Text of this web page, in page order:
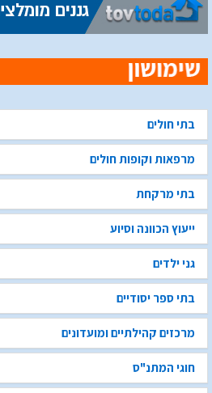
בתי חולים
מרפאות וקופות חולים
בתי מרקחת
ייעוץ הכוונה וסיוע
גני ילדים
בתי ספר יסודיים
מרכזים קהילתיים ומועדונים
חוגי המתנ"ס